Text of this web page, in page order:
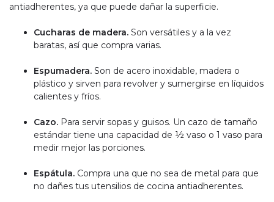
antiadherentes, ya que puede dañar la superficie.
Cucharas de madera. Son versátiles y a la vez
baratas, así que compra varias.
Espumadera. Son de acero inoxidable, madera o
plástico y sirven para revolver y sumergirse en líquidos
calientes y fríos.
Cazo. Para servir sopas y guisos. Un cazo de tamaño
estándar tiene una capacidad de ½ vaso o 1 vaso para
medir mejor las porciones.
Espátula. Compra una que no sea de metal para que
no dañes tus utensilios de cocina antiadherentes.